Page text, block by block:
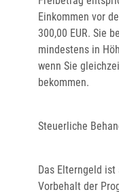
Einkommen vor
300,00 EUR. Sie
mindestens in
wenn Sie
bekommen.
Steuerliche
Das Elterngeld
Vorbehalt der